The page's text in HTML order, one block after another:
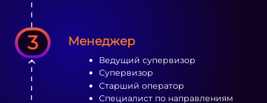
3 Менеджер
Ведущий супервизор
Супервизор
Старший оператор
Специалист по направлениям